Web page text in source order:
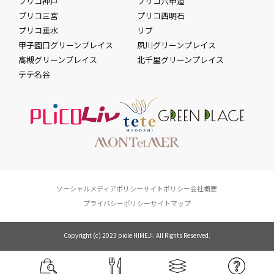
プリコ三宮
プリコ西明石
プリコ垂水
リブ
甲子園口グリーンプレイス
夙川グリーンプレイス
高槻グリーンプレイス
北千里グリーンプレイス
テテ名谷
ソーシャルメディアポリシーサイトポリシー会社概要
プライバシーポリシーサイトマップ
Copyright (c) 2023 piole HIMEJI. All Rights Reserved.